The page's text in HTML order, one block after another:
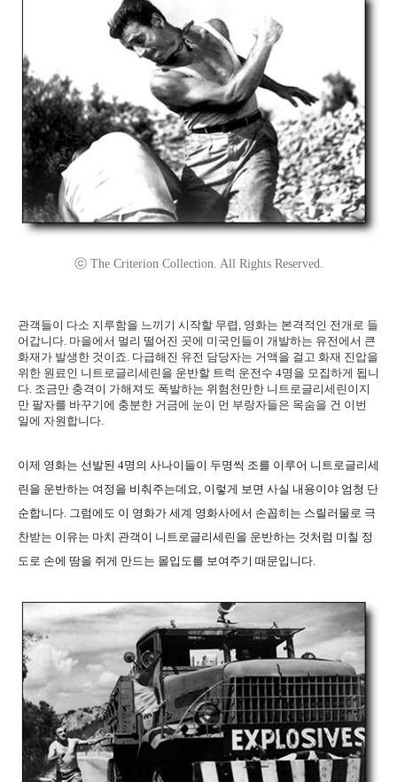
ⓒ The Criterion Collection. All Rights Reserved.
관객들이 다소 지루함을 느끼기 시작할 무렵, 영화는 본격적인 전개로 들
어갑니다. 마을에서 멀리 떨어진 곳에 미국인들이 개발하는 유전에서 큰
화재가 발생한 것이죠. 다급해진 유전 담당자는 거액을 걸고 화재 진압을
위한 원료인 니트로글리세린을 운반할 트럭 운전수 4명을 모집하게 됩니
다. 조금만 충격이 가해져도 폭발하는 위험천만한 니트로글리세린이지
만 팔자를 바꾸기에 충분한 거금에 눈이 먼 부랑자들은 목숨을 건 이번
일에 자원합니다.
이제 영화는 선발된 4명의 사나이들이 두명씩 조를 이루어 니트로글리세
린을 운반하는 여정을 비춰주는데요, 이렇게 보면 사실 내용이야 엄청 단
순합니다. 그럼에도 이 영화가 세계 영화사에서 손꼽히는 스릴러물로 극
찬받는 이유는 마치 관객이 니트로글리세린을 운반하는 것처럼 미칠 정
도로 손에 땀을 쥐게 만드는 몰입도를 보여주기 때문입니다.